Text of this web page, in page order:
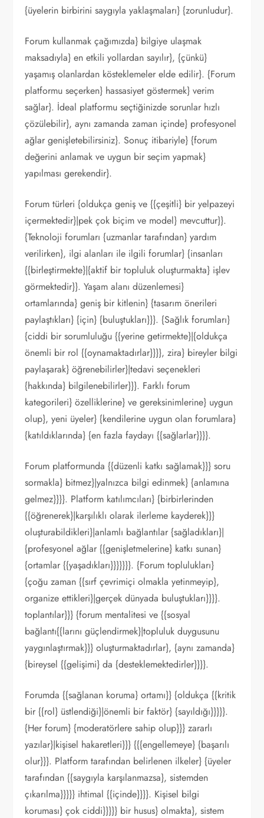
{üyelerin birbirini saygıyla yaklaşmaları} {zorunludur}.
Forum kullanmak çağımızda} bilgiye ulaşmak
maksadıyla} en etkili yollardan sayılır}, {çünkü}
yaşamış olanlardan kösteklemeler elde edilir}. {Forum
platformu seçerken} hassasiyet göstermek} verim
sağlar}. İdeal platformu seçtiğinizde sorunlar hızlı
çözülebilir}, aynı zamanda zaman içinde} profesyonel
ağlar genişletebilirsiniz}. Sonuç itibariyle} {forum
değerini anlamak ve uygun bir seçim yapmak}
yapılması gerekendir}.
Forum türleri {oldukça geniş ve {{çeşitli} bir yelpazeyi
içermektedir}|pek çok biçim ve model} mevcuttur}}.
{Teknoloji forumları {uzmanlar tarafından} yardım
verilirken}, ilgi alanları ile ilgili forumlar} {insanları
{{birleştirmekte}|{aktif bir topluluk oluşturmakta} işlev
görmektedir}}. Yaşam alanı düzenlemesi}
ortamlarında} geniş bir kitlenin} {tasarım önerileri
paylaştıkları} {için} {buluştukları}}}. {Sağlık forumları}
{ciddi bir sorumluluğu {{yerine getirmekte}|{oldukça
önemli bir rol {{oynamaktadırlar}}}}, zira} bireyler bilgi
paylaşarak} öğrenebilirler}|tedavi seçenekleri
{hakkında} bilgilenebilirler}}}. Farklı forum
kategorileri} özelliklerine} ve gereksinimlerine} uygun
olup}, yeni üyeler} {kendilerine uygun olan forumlara}
{katıldıklarında} {en fazla faydayı {{sağlarlar}}}}.
Forum platformunda {{düzenli katkı sağlamak}}} soru
sormakla} bitmez}|yalnızca bilgi edinmek} {anlamına
gelmez}}}}. Platform katılımcıları} {birbirlerinden
{{öğrenerek}|karşılıklı olarak ilerleme kayderek}}}
oluşturabildikleri}|anlamlı bağlantılar {sağladıkları}|
{profesyonel ağlar {{genişletmelerine} katkı sunan}
{ortamlar {{yaşadıkları}}}}}}}. {Forum toplulukları}
{çoğu zaman {{sırf çevrimiçi olmakla yetinmeyip},
organize ettikleri}|gerçek dünyada buluştukları}}}}.
toplantılar}}} {forum mentalitesi ve {{sosyal
bağlantı{{larını güçlendirmek}|topluluk duygusunu
yaygınlaştırmak}}} oluşturmaktadırlar}, {aynı zamanda}
{bireysel {{gelişimi} da {desteklemektedirler}}}}.
Forumda {{sağlanan koruma} ortamı}} {oldukça {{kritik
bir {{rol} üstlendiği}|önemli bir faktör} {sayıldığı}}}}}.
{Her forum} {moderatörlere sahip olup}}} zararlı
yazılar}|kişisel hakaretleri}}} {{{engellemeye} {başarılı
olur}}}. Platform tarafından belirlenen ilkeler} {üyeler
tarafından {{saygıyla karşılanmazsa}, sistemden
çıkarılma}}}}} ihtimal {{içinde}}}}. Kişisel bilgi
koruması} çok ciddi}}}}} bir husus} olmakta}, sistem